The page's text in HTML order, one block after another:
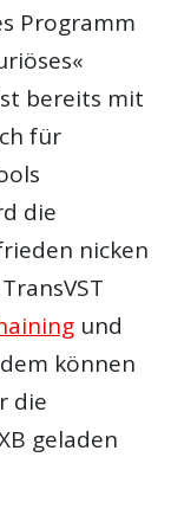
Programm
bereits mit
für
die
nicken
und
können
die
geladen